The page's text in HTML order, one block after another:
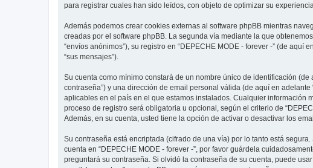
para registrar cuales han sido leídos, con objeto de optimizar su
Además podemos crear cookies externas al software phpBB mientras
creadas por el software phpBB. La segunda vía mediante la que
“envíos anónimos”), su registro en “DEPECHE MODE - forever -” (de
“sus mensajes”).
Su cuenta como mínimo constará de un nombre único de identificación
contraseña”) y una dirección de email personal válida (de aquí en
aplicables en el país en el que estamos instalados. Cualquier información
proceso de registro será obligatoria u opcional, según el criterio de
Además, en su cuenta, usted tiene la opción de activar o desactivar los
Su contraseña está encriptada (cifrado de una vía) por lo tanto está
cuenta en “DEPECHE MODE - forever -”, por favor guárdela
preguntará su contraseña. Si olvidó la contraseña de su cuenta, puede